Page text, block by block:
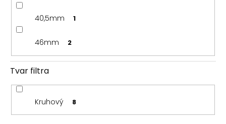
40,5mm 1
46mm 2
Tvar filtra
Kruhový 8